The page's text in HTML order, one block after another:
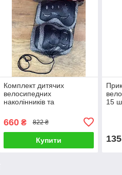
Комплект дитячих
велосипедних
наколінників та
pads S
660₴ 822 ₴
Купити
15
135